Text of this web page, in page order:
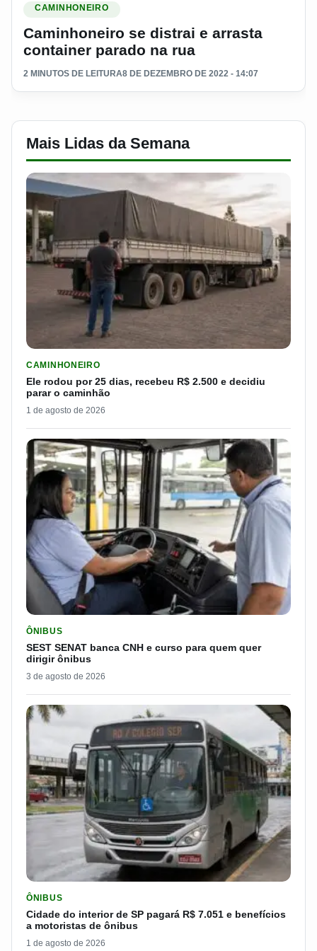
CAMINHONEIRO
Caminhoneiro se distrai e arrasta
container parado na rua
2 MINUTOS DE LEITURA8 DE DEZEMBRO DE 2022 - 14:07
Mais Lidas da Semana
CAMINHONEIRO
Ele rodou por 25 dias, recebeu R$ 2.500 e decidiu
parar o caminhão
1 de agosto de 2026
ÔNIBUS
SEST SENAT banca CNH e curso para quem quer
dirigir ônibus
3 de agosto de 2026
ÔNIBUS
Cidade do interior de SP pagará R$ 7.051 e benefícios
a motoristas de ônibus
1 de agosto de 2026